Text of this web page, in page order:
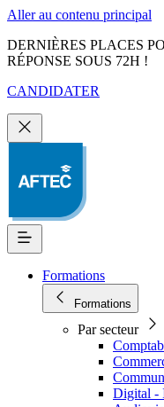
Aller au contenu principal
DERNIÈRES PLACES
RÉPONSE SOUS 72H !
CANDIDATER
Formations
Formations
Par secteur
Digital -